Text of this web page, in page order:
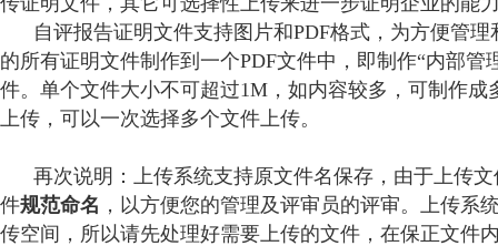
自评报告证明文件支持图片和PDF格式，为方便管理
的所有证明文件制作到一个PDF文件中，即制作“内部管
件。单个文件大小不可超过1M，如内容较多，可制作成
上传，可以一次选择多个文件上传。
再次说明：上传系统支持原文件名保存，由于上传文
件规范命名 ，以方便您的管理及评审员的评审。上传系
传空间，所以请先处理好需要上传的文件，在保正文件